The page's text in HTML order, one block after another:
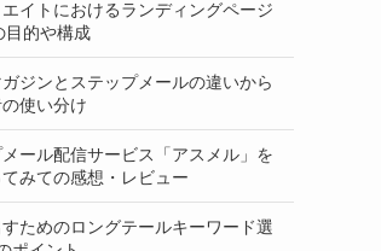
イトにおけるランディングページ
目的や構成
ガジンとステップメールの違いから
使い分け
ール配信サービス「アスメル」を
てみての感想・レビュー
ためのロングテールキーワード選